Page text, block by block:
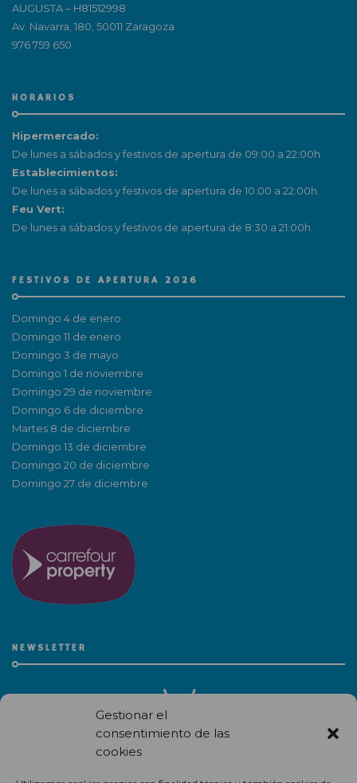
Gestionar el
consentimiento de las
cookies
AUGUSTA – H81512998
Av. Navarra, 180, 50011 Zaragoza
976 759 650
HORARIOS
Hipermercado:
De lunes a sábados y festivos de apertura de 09:00 a 22:00h.
Establecimientos:
De lunes a sábados y festivos de apertura de 10:00 a 22:00h.
Feu Vert:
De lunes a sábados y festivos de apertura de 8:30 a 21:00h.
FESTIVOS DE APERTURA 2026
Domingo 4 de enero
Domingo 11 de enero
Domingo 3 de mayo
Domingo 1 de noviembre
Domingo 29 de noviembre
Domingo 6 de diciembre
Martes 8 de diciembre
Domingo 13 de diciembre
Domingo 20 de diciembre
Domingo 27 de diciembre
NEWSLETTER